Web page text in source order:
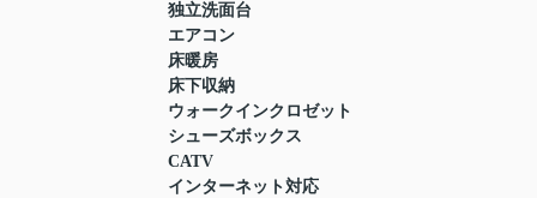
独立洗面台
エアコン
床暖房
床下収納
ウォークインクロゼット
シューズボックス
CATV
インターネット対応